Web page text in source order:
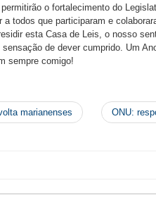
o fortalecimento do
todos que participaram e
esta Casa de Leis, o nosso
de dever cumprido. Um
sempre comigo!
marianenses ONU: